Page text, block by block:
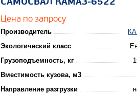
Цена по запросу
Производитель
Экологический класс
Грузоподъемность, кг
Вместимость кузова, м3
Направление разгрузки